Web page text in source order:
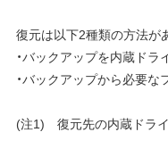
復元は以下2種類の方法が
・バックアップを内蔵ド
・バックアップから必要
(注1) 復元先の内蔵ドライ